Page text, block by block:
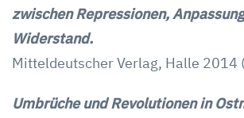
zwischen Repressionen,
Widerstand.
Mitteldeutscher Verlag, Halle 2014
Umbrüche und Revolutionen in